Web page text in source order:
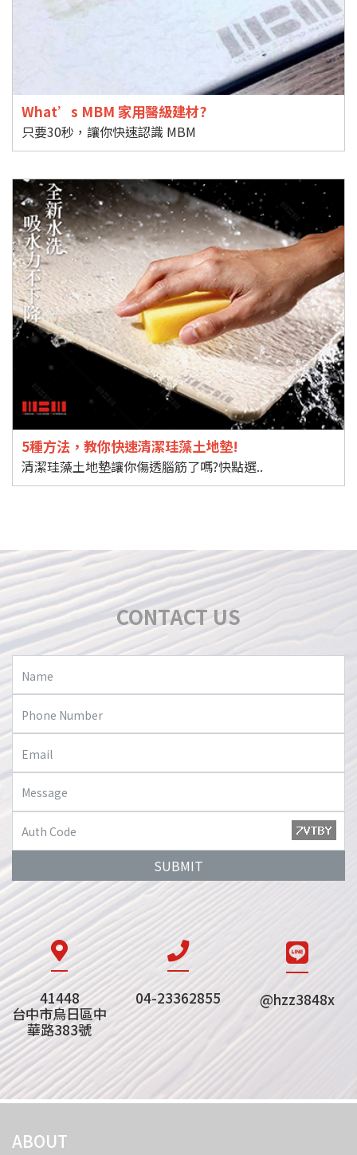
What’s MBM 家用醫級建材?
只要30秒，讓你快速認識 MBM
5種方法，教你快速清潔珪藻土地墊!
清潔珪藻土地墊讓你傷透腦筋了嗎?快點選..
CONTACT US
SUBMIT
41448
台中市烏日區中
華路383號
04-23362855 @hzz3848x
ABOUT